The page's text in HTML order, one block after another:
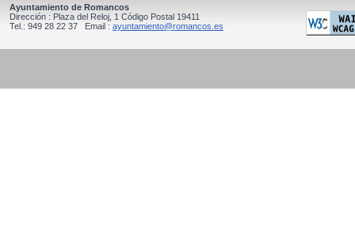
Ayuntamiento de Romancos
Dirección : Plaza del Reloj, 1 Código Postal 19411
Tel.: 949 28 22 37 Email : ayuntamiento@romancos.es